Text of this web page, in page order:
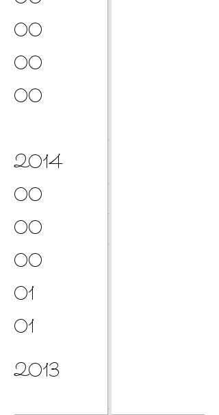
00
00
00
2014
00
00
00
01
01
2013